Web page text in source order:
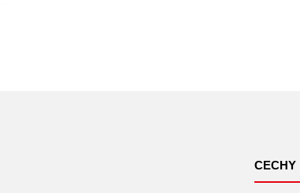
CECHY